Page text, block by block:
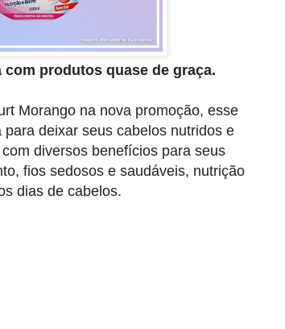
produtos quase de graça.
Morango na nova promoção, esse
deixar seus cabelos nutridos e
diversos benefícios para seus
fios sedosos e saudáveis, nutrição
dias de cabelos.